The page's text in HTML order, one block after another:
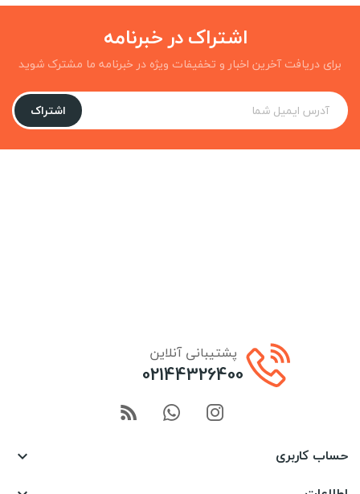
اشتراک در خبرنامه
برای دریافت آخرین اخبار و تخفیفات ویژه در خبرنامه ما مشترک شوید
اشتراک
پشتیبانی آنلاین
02144326400
حساب کاربری 